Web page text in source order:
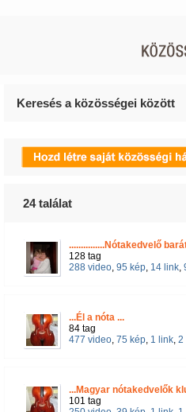
Keresés a közösségei között
24találat
...............Nótakedvelő
128 tag
288 video, 95 kép, 14 link,
...Él a nóta ...
84 tag
477 video, 75 kép, 1 link, 2
...Magyar nótakedvelők
101 tag